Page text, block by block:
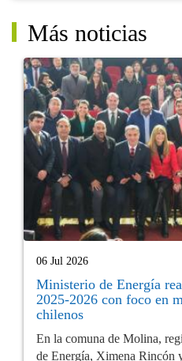
Más noticias
06 Jul 2026
Ministerio de Energía
2025-2026 con foco en
chilenos
En la comuna de Molina,
de Energía, Ximena Rincón